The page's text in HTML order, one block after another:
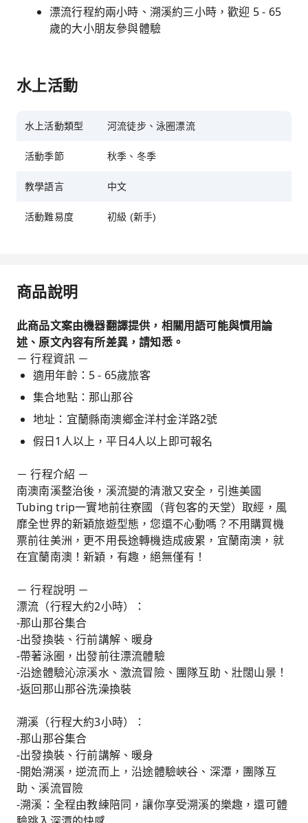
漂流行程約兩小時、溯溪約三小時，歡迎 5 - 65
歲的大小朋友參與體驗
水上活動
水上活動類型 河流徒步、泳圈漂流
活動季節 秋季、冬季
教學語言 中文
活動難易度 初級 (新手)
商品說明
此商品文案由機器翻譯提供，相關用語可能與慣用論
述、原文內容有所差異，請知悉。
－ 行程資訊 －
適用年齡：5 - 65歲旅客
集合地點：那山那谷
地址：宜蘭縣南澳鄉金洋村金洋路2號
假日1人以上，平日4人以上即可報名
－ 行程介紹 －
南澳南溪整治後，溪流變的清澈又安全，引進美國
Tubing trip一實地前往寮國（背包客的天堂）取經，風
靡全世界的新穎旅遊型態，您還不心動嗎？不用購買機
票前往美洲，更不用長途轉機造成疲累，宜蘭南澳，就
在宜蘭南澳！新穎，有趣，絕無僅有！
－ 行程說明 －
漂流（行程大約2小時）：
-那山那谷集合
-出發換裝、行前講解、暖身
-帶著泳圈，出發前往漂流體驗
-沿途體驗沁涼溪水、激流冒險、團隊互助、壯闊山景！
-返回那山那谷洗澡換裝
溯溪（行程大約3小時）：
-那山那谷集合
-出發換裝、行前講解、暖身
-開始溯溪，逆流而上，沿途體驗峽谷、深潭，團隊互
助、溪流冒險
-溯溪：全程由教練陪同，讓你享受溯溪的樂趣，還可體